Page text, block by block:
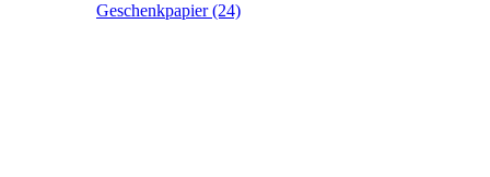
Geschenkpapier (24)